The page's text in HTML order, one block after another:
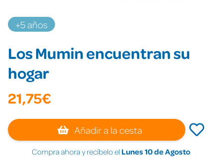
+5 años
Los Mumin encuentran su
hogar
21,75€
Añadir a la cesta
Compra ahora y recíbelo el Lunes 10 de Agosto